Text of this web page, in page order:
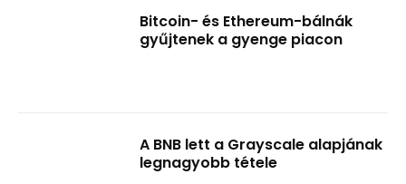
Bitcoin- és Ethereum-bálnák
gyűjtenek a gyenge piacon
A BNB lett a Grayscale alapjának
legnagyobb tétele